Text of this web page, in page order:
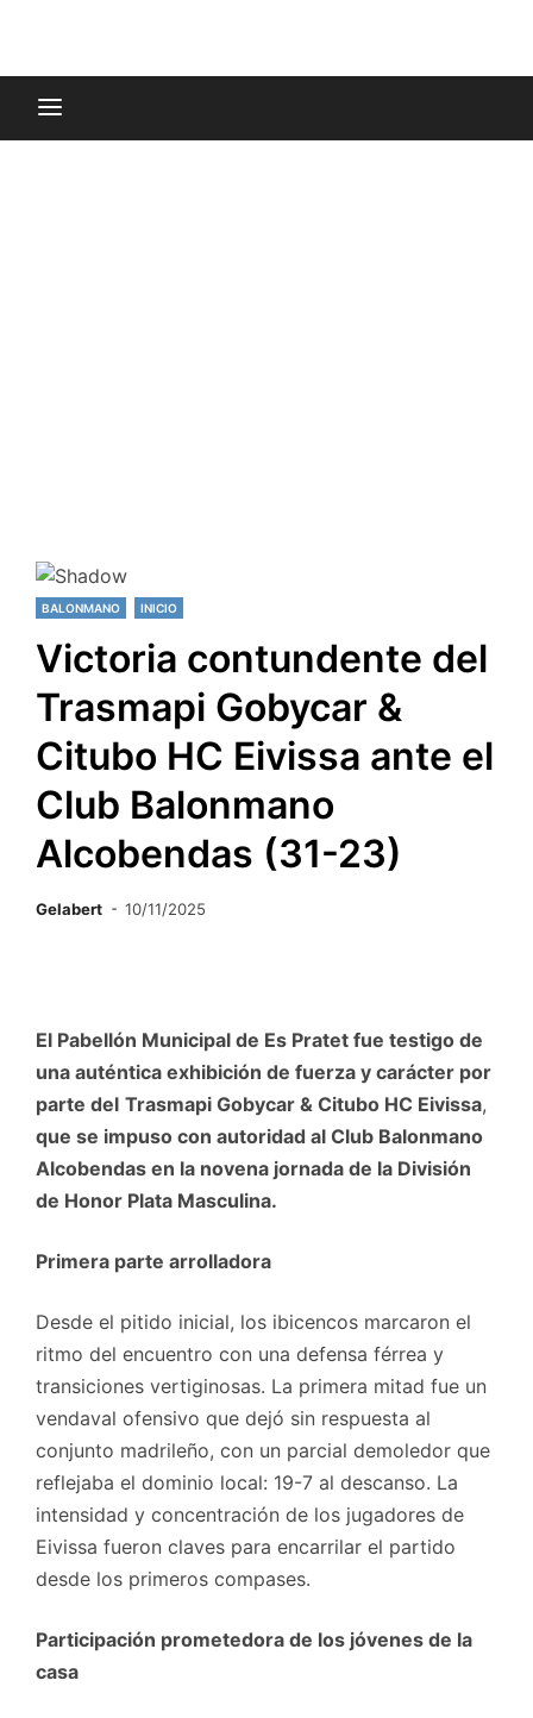
BALONMANO INICIO
Victoria contundente del
Trasmapi Gobycar &
Citubo HC Eivissa ante el
Club Balonmano
Alcobendas (31-23)
Gelabert 10/11/2025
El Pabellón Municipal de Es Pratet fue testigo de
una auténtica exhibición de fuerza y carácter por
parte del Trasmapi Gobycar & Citubo HC Eivissa,
que se impuso con autoridad al Club Balonmano
Alcobendas en la novena jornada de la División
de Honor Plata Masculina.
Primera parte arrolladora
Desde el pitido inicial, los ibicencos marcaron el
ritmo del encuentro con una defensa férrea y
transiciones vertiginosas. La primera mitad fue un
vendaval ofensivo que dejó sin respuesta al
conjunto madrileño, con un parcial demoledor que
reflejaba el dominio local: 19-7 al descanso. La
intensidad y concentración de los jugadores de
Eivissa fueron claves para encarrilar el partido
desde los primeros compases.
Participación prometedora de los jóvenes de la
casa